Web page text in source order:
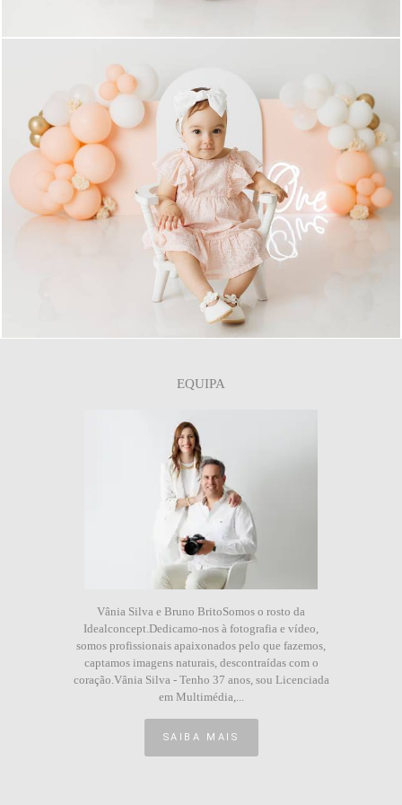
0
EQUIPA
Vânia Silva e Bruno BritoSomos o rosto da
Idealconcept.Dedicamo-nos à fotografia e vídeo,
somos profissionais apaixonados pelo que fazemos,
captamos imagens naturais, descontraídas com o
coração.Vânia Silva - Tenho 37 anos, sou Licenciada
em Multimédia,...
SAIBA MAIS